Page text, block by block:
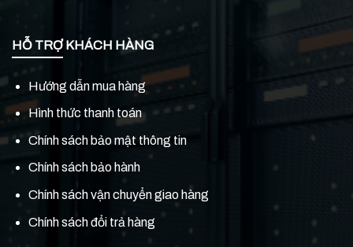
HỖ TRỢ KHÁCH HÀNG
Hướng dẫn mua hàng
Hình thức thanh toán
Chính sách bảo mật thông tin
Chính sách bảo hành
Chính sách vận chuyển giao hàng
Chính sách đổi trả hàng